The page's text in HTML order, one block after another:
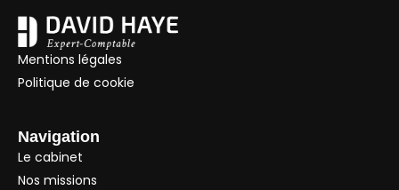
Mentions légales
Politique de cookie
Navigation
Le cabinet
Nos missions